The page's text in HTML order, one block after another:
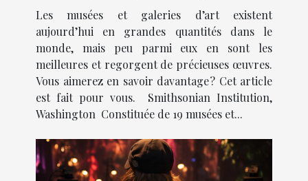
Les musées et galeries d’art existent
aujourd’hui en grandes quantités dans le
monde, mais peu parmi eux en sont les
meilleures et regorgent de précieuses œuvres.
Vous aimerez en savoir davantage ? Cet article
est fait pour vous. Smithsonian Institution,
Washington Constituée de 19 musées et...